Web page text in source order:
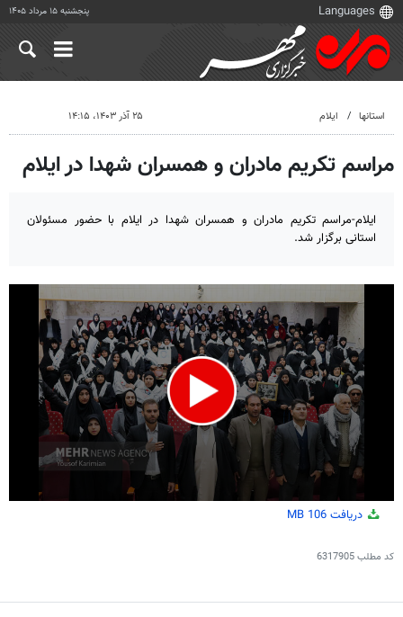
پنجشنبه ۱۵ مرداد ۱۴۰۵
استانها ایلام ۲۵ آذر ۱۴۰۳، ۱۴:۱۵
مراسم تکریم مادران و همسران شهدا در ایلام
ایلام-مراسم تکریم مادران و همسران شهدا در ایلام با حضور مسئولان
استانی برگزار شد.
0 دریافت 106 MB
کد مطلب6317905